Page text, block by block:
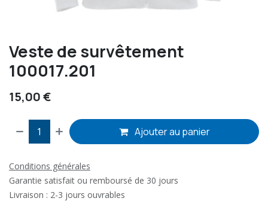
Veste de survêtement
100017.201
15,00€
Ajouter au panier
Conditions générales
Garantie satisfait ou remboursé de 30 jours
Livraison : 2-3 jours ouvrables